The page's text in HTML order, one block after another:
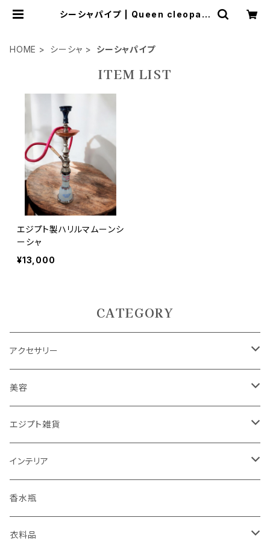
シーシャパイプ | Queen cleopatr
HOME シーシャ シーシャパイプ
ITEM LIST
エジプト製ハリルマムーンシ
ーシャ
¥13,000
CATEGORY
アクセサリー
ピアス
ネックレス
指輪
ブレスレット
美容
エジプシャンオイル
エジプト雑貨
エミーズソープ
置物
キーホルダー
インテリア
ランプ
パピルス
香水瓶
衣料品